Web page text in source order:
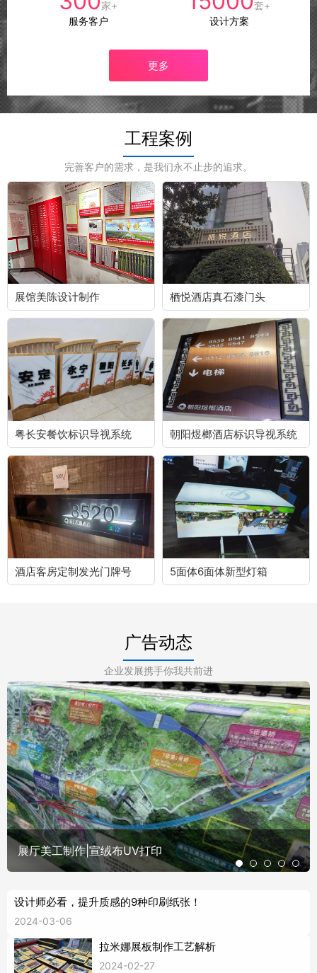
家+
服务客户
套+
设计方案
更多
工程案例
完善客户的需求，是我们永不止步的追求。
展馆美陈设计制作 栖悦酒店真石漆门头
粤长安餐饮标识导视系统 朝阳煜榔酒店标识导视系统
酒店客房定制发光门牌号 5面体6面体新型灯箱
广告动态
企业发展携手你我共前进
展厅美工制作|宣绒布UV打印
设计师必看，提升质感的9种印刷纸张！
2024-03-06
拉米娜展板制作工艺解析
2024-02-27